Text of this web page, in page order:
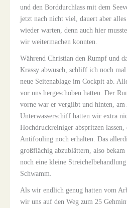
und den Borddurchlass mit dem
jetzt nach nicht viel, dauert aber
wieder warten, denn auch hier
wir weitermachen konnten.
Während Christian den Rumpf und
Krassy abwusch, schliff ich noch
neue Seitenablage im Cockpit ab.
vor uns hergeschoben hatten. Der
vorne war er vergilbt und hinten,
Unterwasserschiff hatten wir extra
Hochdruckreiniger abspritzen
Antifouling noch erhalten. Das
großflächig abzublättern, also
noch eine kleine
Schwamm.
Als wir endlich genug hatten vom
wir uns auf den Weg zum 25